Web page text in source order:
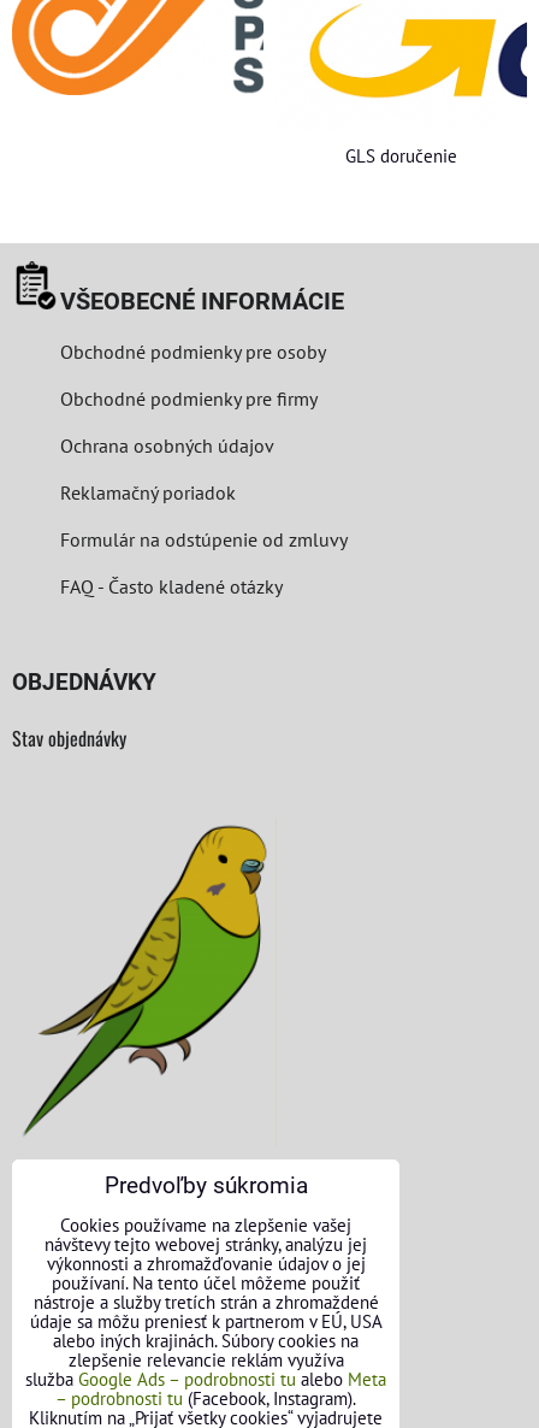
GLS doručenie
VŠEOBECNÉ INFORMÁCIE
Obchodné podmienky pre osoby
Obchodné podmienky pre firmy
Ochrana osobných údajov
Reklamačný poriadok
Formulár na odstúpenie od zmluvy
FAQ - Často kladené otázky
OBJEDNÁVKY
Stav objednávky
KONTAKTNÉ ÚDAJE
O nás
Kontakt
Požičovňa náradia
Názory našich zákazníkov
Predvoľby súkromia
Cookies používame na zlepšenie vašej
návštevy tejto webovej stránky, analýzu jej
výkonnosti a zhromažďovanie údajov o jej
používaní. Na tento účel môžeme použiť
nástroje a služby tretích strán a zhromaždené
údaje sa môžu preniesť k partnerom v EÚ, USA
alebo iných krajinách. Súbory cookies na
zlepšenie relevancie reklám využíva
služba Google Ads – podrobnosti tu alebo Meta
– podrobnosti tu (Facebook, Instagram).
Kliknutím na „Prijať všetky cookies“ vyjadrujete